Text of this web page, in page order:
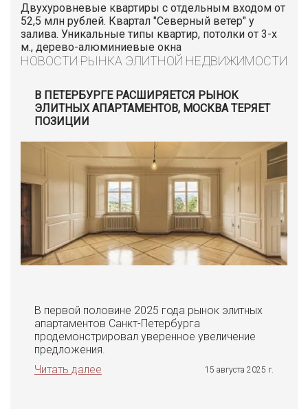
Двухуровневые квартиры с отдельным входом от
52,5 млн рублей. Квартал "Северный ветер" у
залива. Уникальные типы квартир, потолки от 3-х
м., дерево-алюминиевые окна
НОВОСТИ РЫНКА ЭЛИТНОЙ НЕДВИЖИМОСТИ
В ПЕТЕРБУРГЕ РАСШИРЯЕТСЯ РЫНОК
ЭЛИТНЫХ АПАРТАМЕНТОВ, МОСКВА ТЕРЯЕТ
ПОЗИЦИИ
В первой половине 2025 года рынок элитных
апартаментов Санкт-Петербурга
продемонстрировал уверенное увеличение
предложения.
Читать далее
15 августа 2025 г.